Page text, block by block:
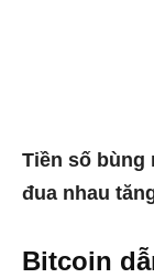
Tiền số bùng
đua nhau
Bitcoin